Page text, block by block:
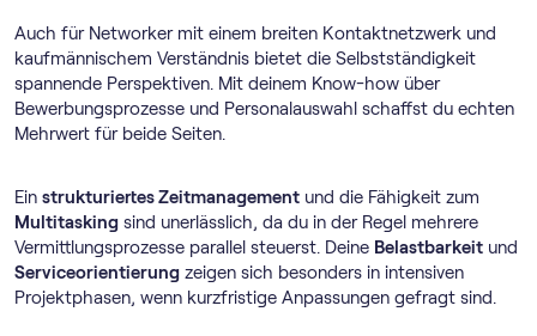
Auch für Networker mit einem breiten Kontaktnetzwerk und
kaufmännischem Verständnis bietet die Selbstständigkeit
spannende Perspektiven. Mit deinem Know-how über
Bewerbungsprozesse und Personalauswahl schaffst du echten
Mehrwert für beide Seiten.
Ein strukturiertes Zeitmanagement und die Fähigkeit zum
Multitasking sind unerlässlich, da du in der Regel mehrere
Vermittlungsprozesse parallel steuerst. Deine Belastbarkeit und
Serviceorientierung zeigen sich besonders in intensiven
Projektphasen, wenn kurzfristige Anpassungen gefragt sind.